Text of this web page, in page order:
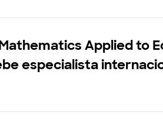
Applied to
especialista